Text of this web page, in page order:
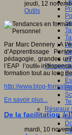
Réseaux
jeudi, 12
Outils
Par Marc Dennery : A
d’Apprentissage
pédagogie, grandes
l’EAP l’outil
formation tout au long
http://www.blog-
En savoir plus...
De la facilitation à
mardi, 10